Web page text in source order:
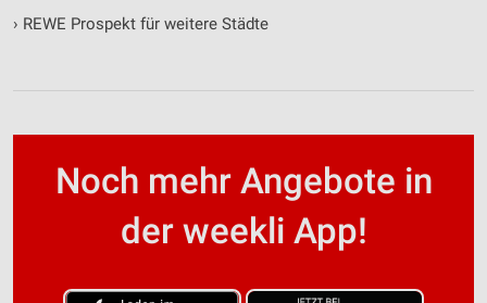
› REWE Prospekt für weitere Städte
Noch mehr Angebote in
der weekli App!